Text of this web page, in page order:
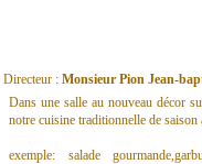
Directeur : Monsieur Pion Jean-
Dans une salle au nouveau décor
notre cuisine traditionnelle de
exemple: salade